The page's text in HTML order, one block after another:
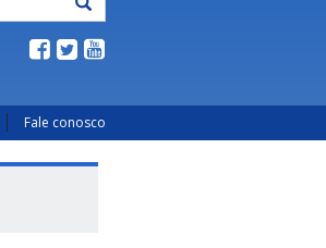
Fale conosco